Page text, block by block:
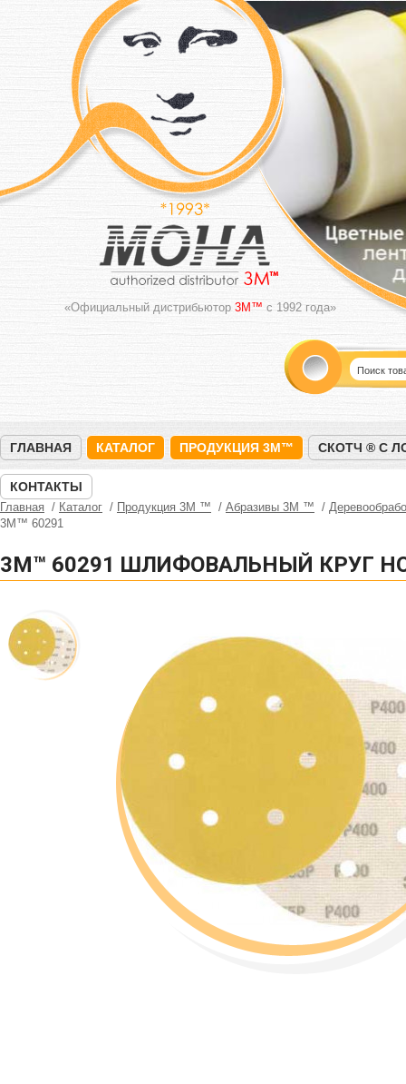
«Официальный дистрибьютор 3M™ с 1992 года»
ГЛАВНАЯ КАТАЛОГ ПРОДУКЦИЯ 3M™ СКОТЧ ® С
КОНТАКТЫ
Главная Каталог Продукция 3M ™ Абразивы 3М ™
3M™ 60291
3M™ 60291 ШЛИФОВАЛЬНЫЙ КРУГ